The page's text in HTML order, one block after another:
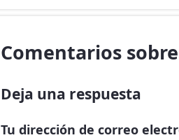
Comentarios
Deja una respuesta
Tu dirección de correo